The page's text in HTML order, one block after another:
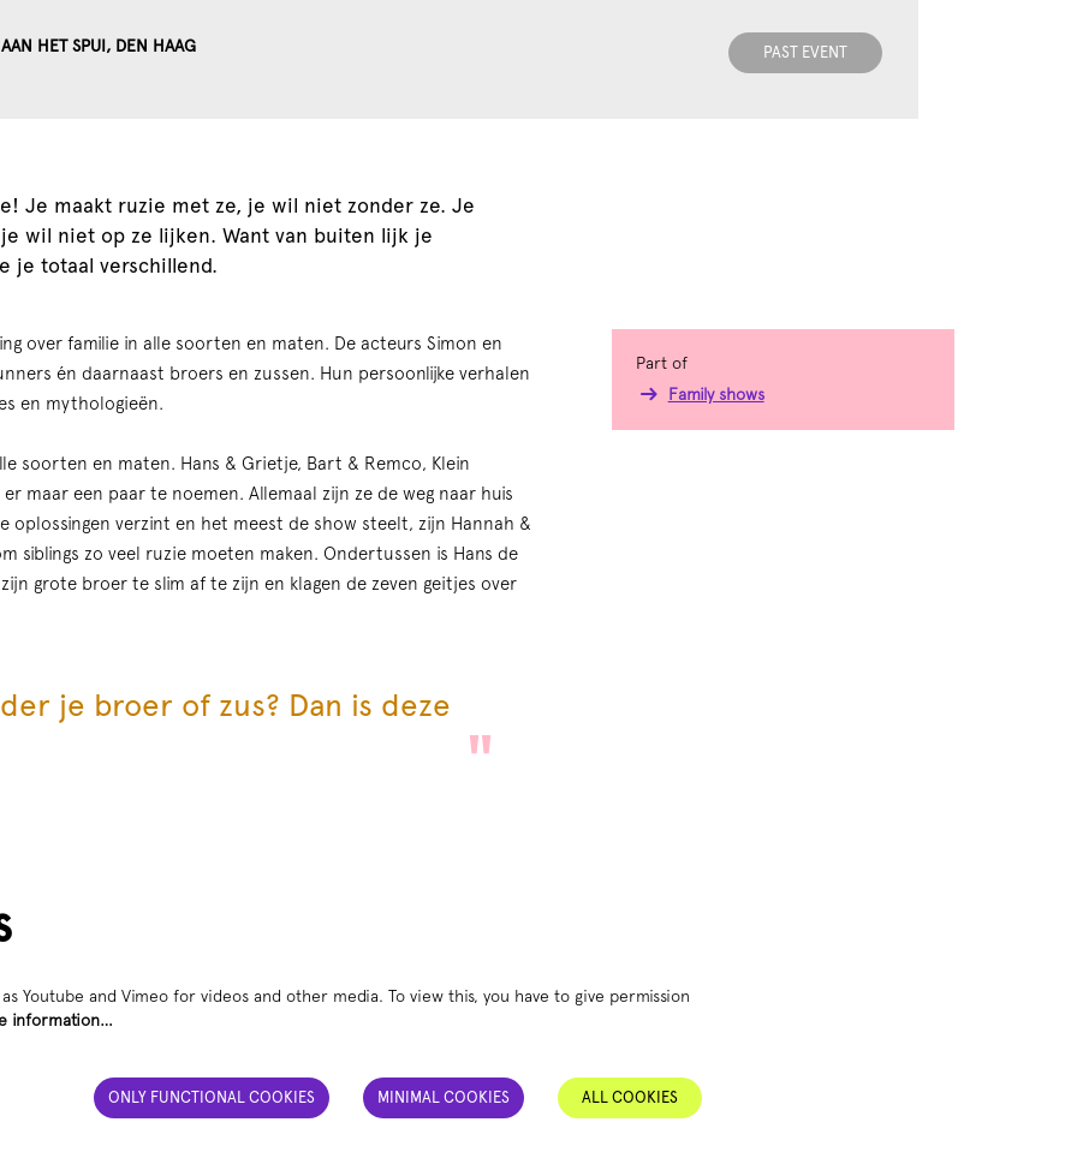
HET SPUI, DEN HAAG PAST EVENT
Je maakt ruzie met ze, je wil niet zonder ze. Je
wil niet op ze lijken. Want van buiten lijk je
je totaal verschillend.
over familie in alle soorten en maten. De acteurs Simon en
én daarnaast broers en zussen. Hun persoonlijke verhalen
en mythologieën.
soorten en maten. Hans & Grietje, Bart & Remco, Klein
maar een paar te noemen. Allemaal zijn ze de weg naar huis
verzint en het meest de show steelt, zijn Hannah &
siblings zo veel ruzie moeten maken. Ondertussen is Hans de
grote broer te slim af te zijn en klagen de zeven geitjes over
Part of
Family shows
je broer of zus? Dan is deze
Youtube and Vimeo for videos and other media. To view this, you have to give permission
information…
ONLY FUNCTIONAL COOKIES MINIMAL COOKIES ALL COOKIES
Zoom